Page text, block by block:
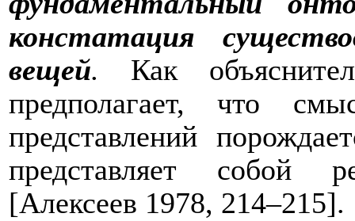
констатация
вещей. Как
предполагает, что
представлений
представляет собой
[Алексеев 1978, 214–215].